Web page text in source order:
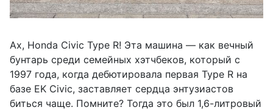
Ах, Honda Civic Type R! Эта машина — как вечный
бунтарь среди семейных хэтчбеков, который с
1997 года, когда дебютировала первая Type R на
базе EK Civic, заставляет сердца энтузиастов
биться чаще. Помните? Тогда это был 1,6-литровый